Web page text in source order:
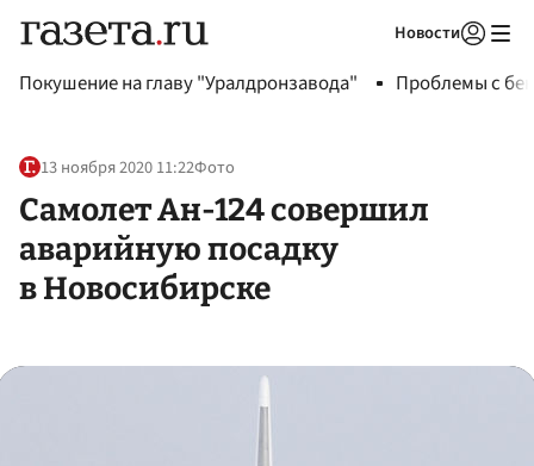
Новости
Покушение на главу "Уралдронзавода" Проблемы с
13 ноября 2020 11:22Фото
Самолет Ан-124 совершил
аварийную посадку
в Новосибирске